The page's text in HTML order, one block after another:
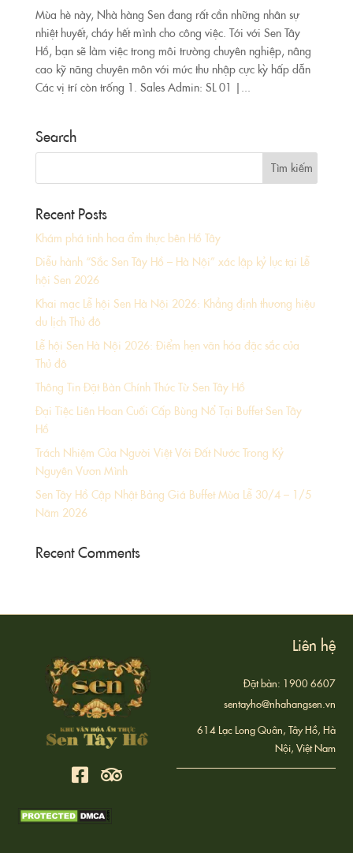
Mùa hè này, Nhà hàng Sen đang rất cần những nhân sự
nhiệt huyết, cháy hết mình cho công việc. Tới với Sen Tây
Hồ, bạn sẽ làm việc trong môi trường chuyên nghiệp, nâng
cao kỹ năng chuyên môn với mức thu nhập cực kỳ hấp dẫn
Các vị trí còn trống 1. Sales Admin: SL 01 |...
Search
Recent Posts
Khám phá tinh hoa ẩm thực bên Hồ Tây
Diễu hành “Sắc Sen Tây Hồ – Hà Nội” xác lập kỷ lục tại Lễ
hội Sen 2026
Khai mạc Lễ hội Sen Hà Nội 2026: Khẳng định thương hiệu
du lịch Thủ đô
Lễ hội Sen Hà Nội 2026: Điểm hẹn văn hóa đặc sắc của
Thủ đô
Thông Tin Đặt Bàn Chính Thức Từ Sen Tây Hồ
Đại Tiệc Liên Hoan Cuối Cấp Bùng Nổ Tại Buffet Sen Tây
Hồ
Trách Nhiệm Của Người Việt Với Đất Nước Trong Kỷ
Nguyên Vươn Mình
Sen Tây Hồ Cập Nhật Bảng Giá Buffet Mùa Lễ 30/4 – 1/5
Năm 2026
Recent Comments
Liên hệ
Đặt bàn: 1900 6607
sentayho@nhahangsen.vn
614 Lạc Long Quân, Tây Hồ, Hà
Nội, Việt Nam